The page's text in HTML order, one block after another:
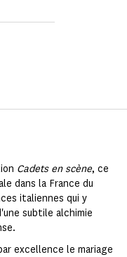
Cadets en scène, ce
dans la France du
italiennes qui y
subtile alchimie
excellence le mariage